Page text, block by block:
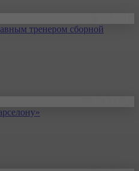
тренером сборной